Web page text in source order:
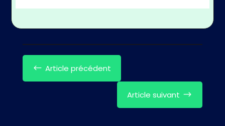
# Article précédent
Article suivant $